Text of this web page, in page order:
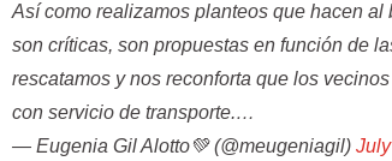
Así como realizamos planteos que hacen
son críticas, son propuestas en función de
rescatamos y nos reconforta que los
con servicio de transporte.…
— Eugenia Gil Alotto💚 (@meugeniagil)